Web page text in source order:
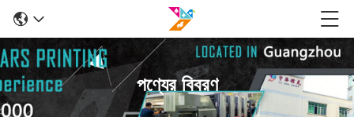
পণ্যের বিবরণ